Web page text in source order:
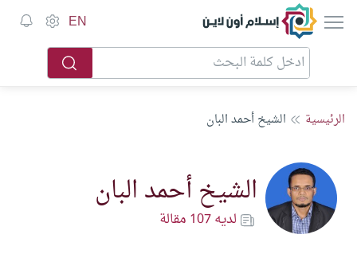
إسلام أون لاين EN
الرئيسية الشيخ أحمد البان
الشيخ أحمد البان
لديه 107 مقالة